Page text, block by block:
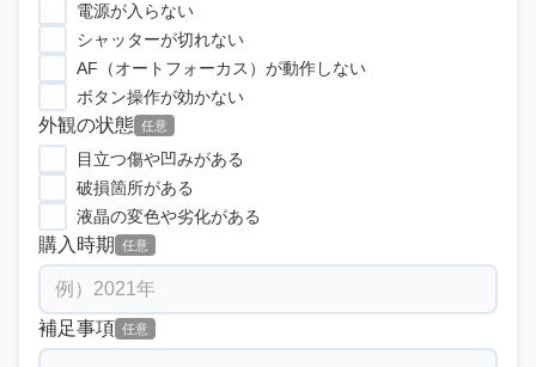
電源が入らない
シャッターが切れない
AF（オートフォーカス）が動作しない
ボタン操作が効かない
外観の状態 任意
目立つ傷や凹みがある
破損箇所がある
液晶の変色や劣化がある
購入時期 任意
補足事項 任意